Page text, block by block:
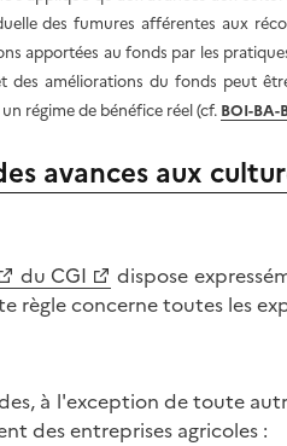
des fumures afférentes aux
apportées au fonds par les
des améliorations du fonds peut
régime de bénéfice réel (cf. BOI-BA-
avances aux
du CGI
dispose
règle concerne toutes les
à l'exception de toute
des entreprises agricoles :